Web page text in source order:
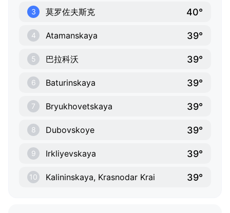
3 莫罗佐夫斯克 40°
4 Atamanskaya 39°
5 巴拉科沃 39°
6 Baturinskaya 39°
7 Bryukhovetskaya 39°
8 Dubovskoye 39°
9 Irkliyevskaya 39°
10 Kalininskaya, Krasnodar Krai 39°